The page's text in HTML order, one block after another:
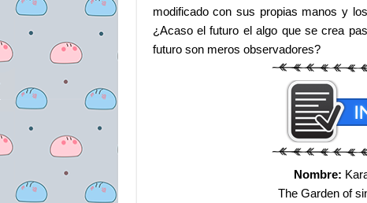
modificado con sus propias manos y
¿Acaso el futuro el algo que se crea
futuro son meros observadores?
Nombre:
The Garden of